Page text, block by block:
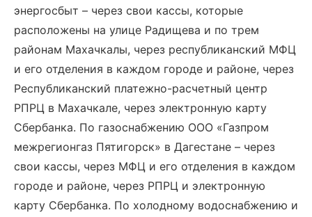
энергосбыт – через свои кассы, которые
расположены на улице Радищева и по трем
районам Махачкалы, через республиканский МФЦ
и его отделения в каждом городе и районе, через
Республиканский платежно-расчетный центр
РПРЦ в Махачкале, через электронную карту
Сбербанка. По газоснабжению ООО «Газпром
межрегионгаз Пятигорск» в Дагестане – через
свои кассы, через МФЦ и его отделения в каждом
городе и районе, через РПРЦ и электронную
карту Сбербанка. По холодному водоснабжению и